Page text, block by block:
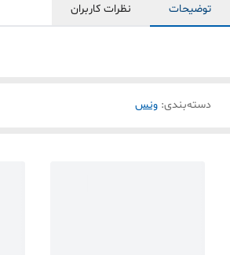
توضیحات نظرات کاربران
دسته‌بندی: ونس